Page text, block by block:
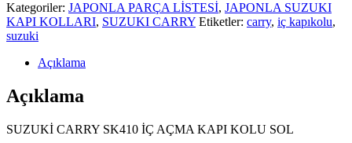
Kategoriler: JAPONLA PARÇA LİSTESİ, JAPONLA SUZUKI
KAPI KOLLARI, SUZUKI CARRY Etiketler: carry, iç kapıkolu,
suzuki
Açıklama
Açıklama
SUZUKİ CARRY SK410 İÇ AÇMA KAPI KOLU SOL